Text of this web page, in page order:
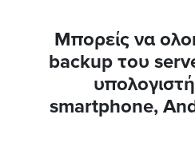
Μπορείς να
backup του
smartphone,